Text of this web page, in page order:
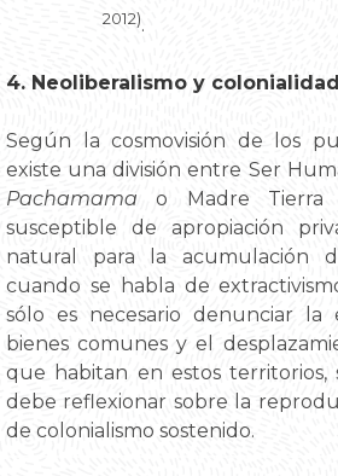
2012).
4. Neoliberalismo y
Según la cosmovisión de los
existe una división entre Ser
Pachamama o Madre
susceptible de apropiación
natural para la acumulación
cuando se habla de
sólo es necesario denunciar la
bienes comunes y el
que habitan en estos territorios,
debe reflexionar sobre la
de colonialismo sostenido.